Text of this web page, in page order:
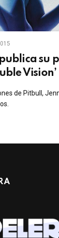
su
Vision’
de Pitbull,